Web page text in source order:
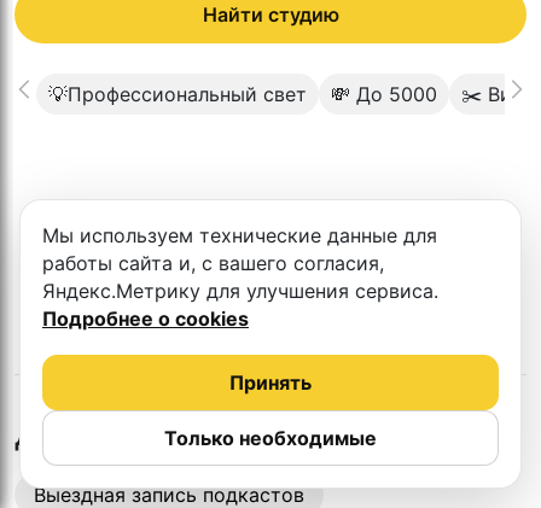
Найти студию
💡Профессиональный свет 💸 До 5000 ✂️
студии
Другие студии в Омске
Выездная запись подкастов
Мы используем технические данные для
работы сайта и, с вашего согласия,
Яндекс.Метрику для улучшения сервиса.
Подробнее о cookies
Только необходимые
Принять